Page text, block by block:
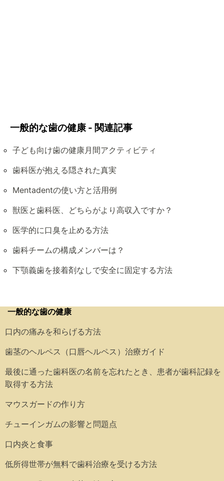
一般的な歯の健康 - 関連記事
子ども向け歯の健康月間アクティビティ
歯科医が抱える隠された真実
Mentadentの使い方と活用例
獣医と歯科医、どちらがより高収入ですか？
医学的に口臭を止める方法
歯科チームの構成メンバーは？
下顎義歯を接着剤なしで安全に固定する方法
一般的な歯の健康
口内の痛みを和らげる方法
歯茎のヘルペス（口唇ヘルペス）治療ガイド
最後に通った歯科医の名前を忘れたとき、患者が歯科記録を
取得する方法
マウスガードの作り方
チューインガムの影響と問題点
口内炎と食事
低所得世帯が無料で歯科治療を受ける方法